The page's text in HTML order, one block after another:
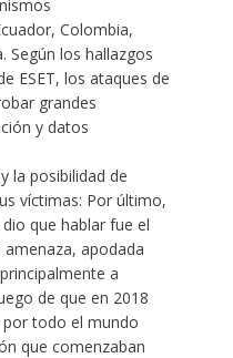
Colombia,
Según los hallazgos
ESET, los ataques de
grandes
y datos
la posibilidad de
víctimas: Por último,
que hablar fue el
apodada
a
de que en 2018
todo el mundo
que comenzaban